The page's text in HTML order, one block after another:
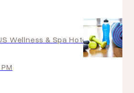
Wellness & Spa Hotel